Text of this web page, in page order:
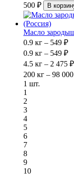
500 ₽
В
Масло
0.9 кг – 549 ₽
0.9 кг – 549 ₽
4.5 кг – 2 475 ₽
200 кг – 98
1 шт.
1
2
3
4
5
6
7
8
9
10